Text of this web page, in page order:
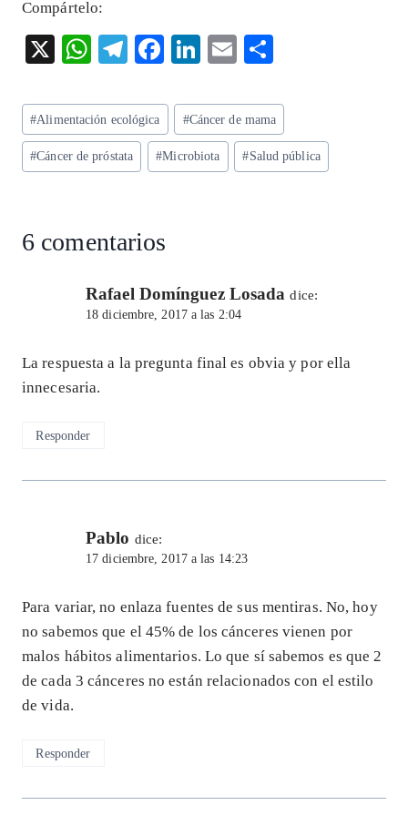
Compártelo:
X
W
ts
A
p
T
eg
ra
m
F
eb
o
o
Li
ke
dI
n
E
ai
l
re
Etiquetas
de
la
#Alimentación ecológica #Cáncer de mama
#Cáncer de próstata #Microbiota #Salud pública
6 comentarios
Rafael Domínguez Losada dice:
18 diciembre, 2017 a las 2:04
La respuesta a la pregunta final es obvia y por ella
innecesaria.
Responder
Pablo dice:
17 diciembre, 2017 a las 14:23
Para variar, no enlaza fuentes de sus mentiras. No, hoy
no sabemos que el 45% de los cánceres vienen por
malos hábitos alimentarios. Lo que sí sabemos es que 2
de cada 3 cánceres no están relacionados con el estilo
de vida.
Responder